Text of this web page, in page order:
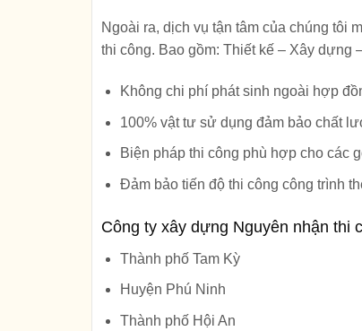
Ngoài ra, dịch vụ tận tâm của chúng tôi
thi công. Bao gồm: Thiết kế – Xây dựng
Không chi phí phát sinh ngoài hợp
100% vật tư sử dụng đảm bảo chất
Biện pháp thi công phù hợp cho các
Đảm bảo tiến độ thi công công trình
Công ty xây dựng Nguyên nhận thi
Thành phố Tam Kỳ
Huyện Phú Ninh
Thành phố Hội An